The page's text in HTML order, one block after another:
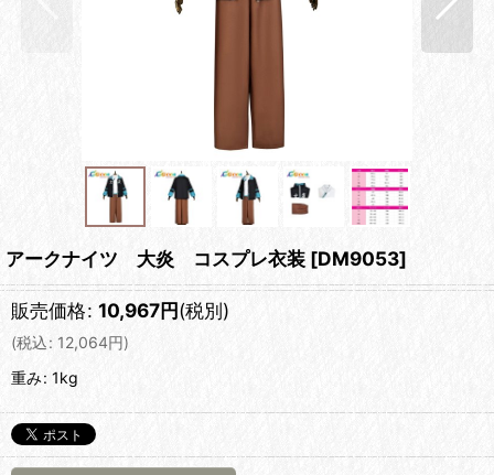
アークナイツ 大炎 コスプレ衣装 [DM9053]
販売価格: 10,967円(税別)
(税込: 12,064円)
重み: 1kg